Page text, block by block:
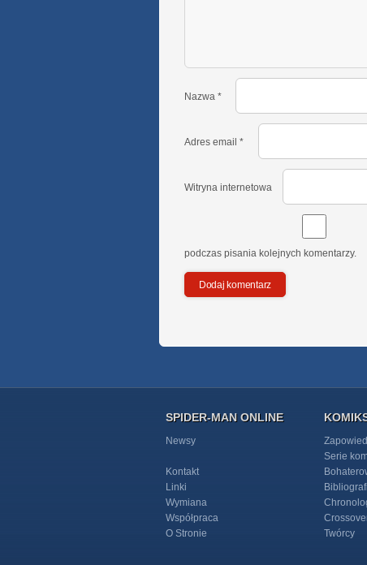
Nazwa *
Adres email *
Witryna internetowa
podczas pisania kolejnych komentarzy.
SPIDER-MAN ONLINE
Newsy
Kontakt
Linki
Wymiana
Współpraca
O Stronie
Serie
Twórcy